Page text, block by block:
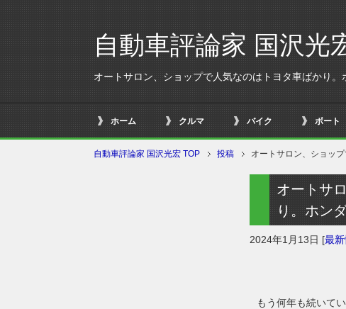
自動車評論家 国沢光
オートサロン、ショップで人気なのはトヨタ車ばかり
ホーム クルマ バイク ボート
自動車評論家 国沢光宏 TOP 投稿 オートサロン、ショッ
オートサ
り。ホン
2024年1月13日 [最
もう何年も続いて